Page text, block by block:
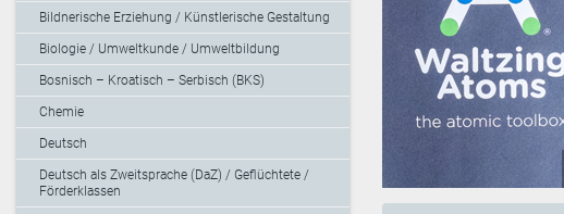
Bildnerische Erziehung / Künstlerische Gestaltung
Biologie / Umweltkunde / Umweltbildung
Bosnisch – Kroatisch – Serbisch (BKS)
Chemie
Deutsch
Deutsch als Zweitsprache (DaZ) / Geflüchtete /
Förderklassen